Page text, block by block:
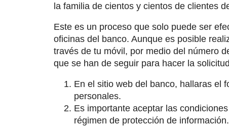
la familia de cientos y cientos de clientes
Este es un proceso que solo puede ser
oficinas del banco. Aunque es posible
través de tu móvil, por medio del número
que se han de seguir para hacer la
En el sitio web del banco, hallaras el
personales.
Es importante aceptar las
régimen de protección de información.